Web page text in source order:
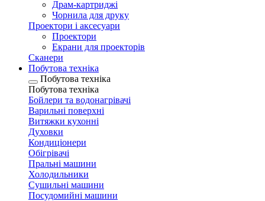
Драм-картриджі
Чорнила для друку
Проектори і аксесуари
Проектори
Екрани для проекторів
Сканери
Побутова техніка
Побутова техніка
Побутова техніка
Бойлери та водонагрівачі
Варильні поверхні
Витяжки кухонні
Духовки
Кондиціонери
Обігрівачі
Пральні машини
Холодильники
Сушильні машини
Посудомийні машини